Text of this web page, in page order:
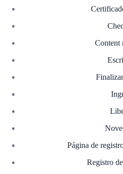
Content
Página de
Registro